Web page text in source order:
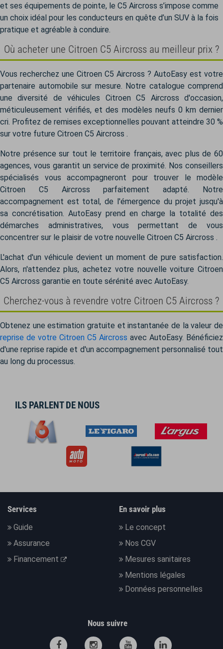
et ses équipements de pointe, le C5 Aircross s’impose comme
un choix idéal pour les conducteurs en quête d’un SUV à la fois
pratique et agréable à conduire.
Où acheter une Citroen C5 Aircross au meilleur prix ?
Vous recherchez une Citroen C5 Aircross ? AutoEasy est votre
partenaire automobile sur mesure. Notre catalogue comprend
une diversité de véhicules Citroen C5 Aircross d'occasion,
méticuleusement vérifiés, et des modèles neufs 0 km dernier
cri. Profitez de remises exceptionnelles pouvant atteindre 30 %
sur votre future Citroen C5 Aircross .
Notre présence sur tout le territoire français, avec plus de 60
agences, vous garantit un service de proximité. Nos conseillers
spécialisés vous accompagneront pour trouver le modèle
Citroen C5 Aircross parfaitement adapté. Notre
accompagnement est total, de l'émergence du projet jusqu'à
sa concrétisation. AutoEasy prend en charge la totalité des
démarches administratives, vous permettant de vous
concentrer sur le plaisir de votre nouvelle Citroen C5 Aircross .
L'achat d'un véhicule devient un moment de pure satisfaction.
Alors, n'attendez plus, achetez votre nouvelle voiture Citroen
C5 Aircross garantie en toute sérénité avec AutoEasy.
Cherchez-vous à revendre votre Citroen C5 Aircross ?
Obtenez une estimation gratuite et instantanée de la valeur de
reprise de votre Citroen C5 Aircross avec AutoEasy. Bénéficiez
d'une reprise rapide et d'un accompagnement personnalisé tout
au long du processus.
ILS PARLENT DE NOUS
Services
Guide
Assurance
Financement
En savoir plus
Le concept
Nos CGV
Mesures sanitaires
Mentions légales
Données personnelles
Nous suivre